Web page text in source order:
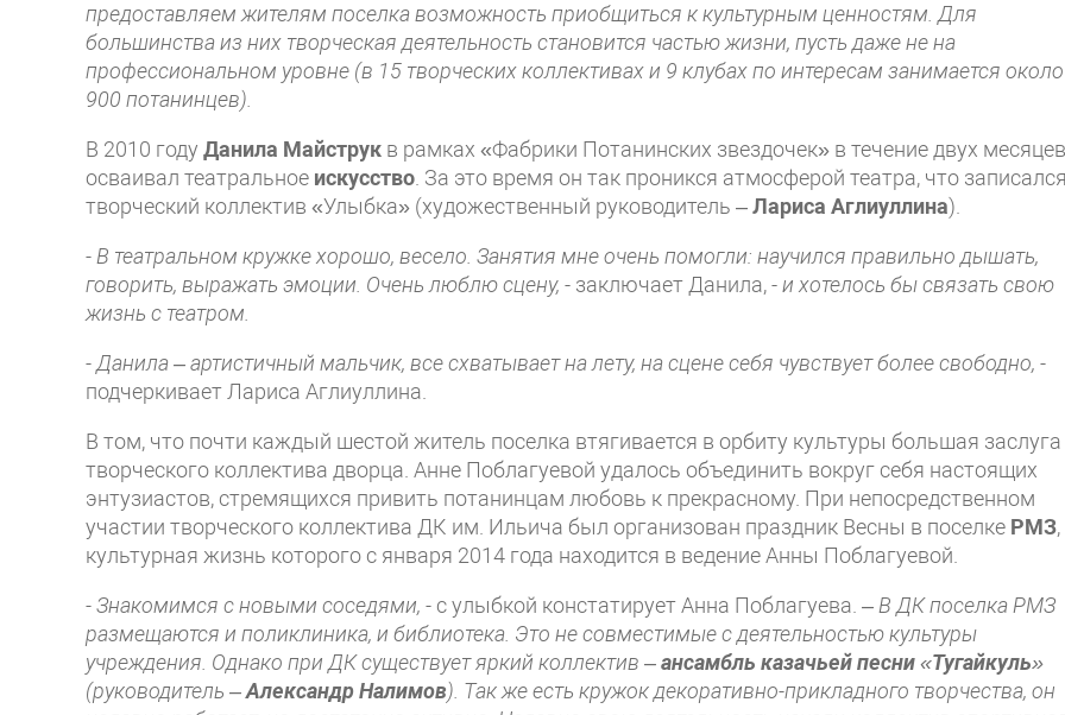
предоставляем жителям поселка возможность приобщиться к культурным ценностям. Для
большинства из них творческая деятельность становится частью жизни, пусть даже не на
профессиональном уровне (в 15 творческих коллективах и 9 клубах по интересам занимается около
900 потанинцев).
В 2010 году Данила Майструк в рамках «Фабрики Потанинских звездочек» в течение двух месяцев
осваивал театральное искусство. За это время он так проникся атмосферой театра, что
творческий коллектив «Улыбка» (художественный руководитель –Лариса Аглиуллина).
- В театральном кружке хорошо, весело. Занятия мне очень помогли: научился правильно дышать,
говорить, выражать эмоции. Очень люблю сцену, - заключает Данила, -и хотелось бы связать свою
жизнь с театром.
- Данила – артистичный мальчик, все схватывает на лету, на сцене себя чувствует более свободно, -
подчеркивает Лариса Аглиуллина.
В том, что почти каждый шестой житель поселка втягивается в орбиту культуры большая заслуга
творческого коллектива дворца. Анне Поблагуевой удалось объединить вокруг себя настоящих
энтузиастов, стремящихся привить потанинцам любовь к прекрасному. При непосредственном
участии творческого коллектива ДК им. Ильича был организован праздник Весны в поселке РМЗ,
культурная жизнь которого с января 2014 года находится в ведение Анны Поблагуевой.
- Знакомимся с новыми соседями, - с улыбкой констатирует Анна Поблагуева. – В ДК поселка РМЗ
размещаются и поликлиника, и библиотека. Это не совместимые с деятельностью культуры
учреждения. Однако при ДК существует яркий коллектив –ансамбль казачьей песни«Тугайкуль»
(руководитель –Александр Налимов). Так же есть кружок декоративно-прикладного творчества, он